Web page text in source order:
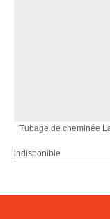
Tubage de cheminée
indisponible